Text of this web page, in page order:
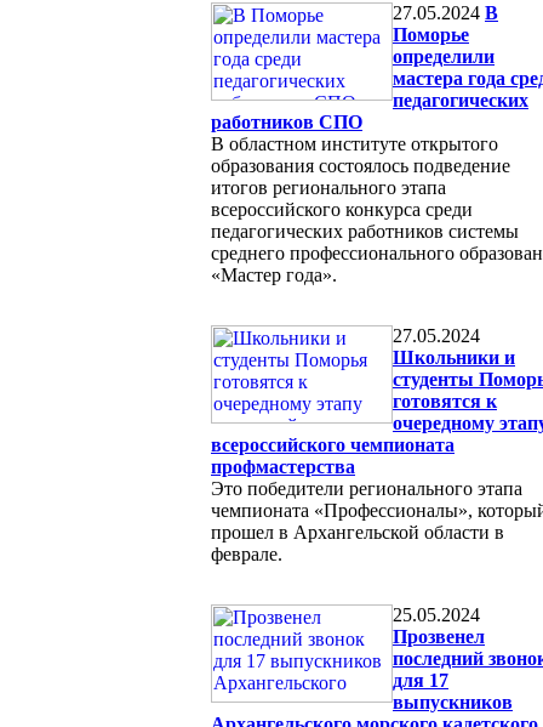
27.05.2024 В
Поморье
определили
мастера года
педагогических
работников СПО
В областном институте открытого
образования состоялось подведение
итогов регионального этапа
всероссийского конкурса среди
педагогических работников системы
среднего профессионального
«Мастер года».
27.05.2024
Школьники и
студенты
готовятся к
очередному
всероссийского чемпионата
профмастерства
Это победители регионального этапа
чемпионата «Профессионалы»,
прошел в Архангельской области в
феврале.
25.05.2024
Прозвенел
последний
для 17
выпускников